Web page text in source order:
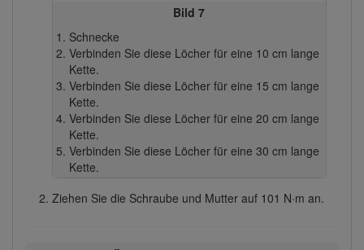
Bild 7
Schnecke
Verbinden Sie diese Löcher für eine 10 cm lange
Kette.
Verbinden Sie diese Löcher für eine 15 cm lange
Kette.
Verbinden Sie diese Löcher für eine 20 cm lange
Kette.
Verbinden Sie diese Löcher für eine 30 cm lange
Kette.
Ziehen Sie die Schraube und Mutter auf 101 N·m an.